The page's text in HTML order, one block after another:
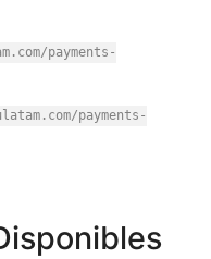
payments-
payments-